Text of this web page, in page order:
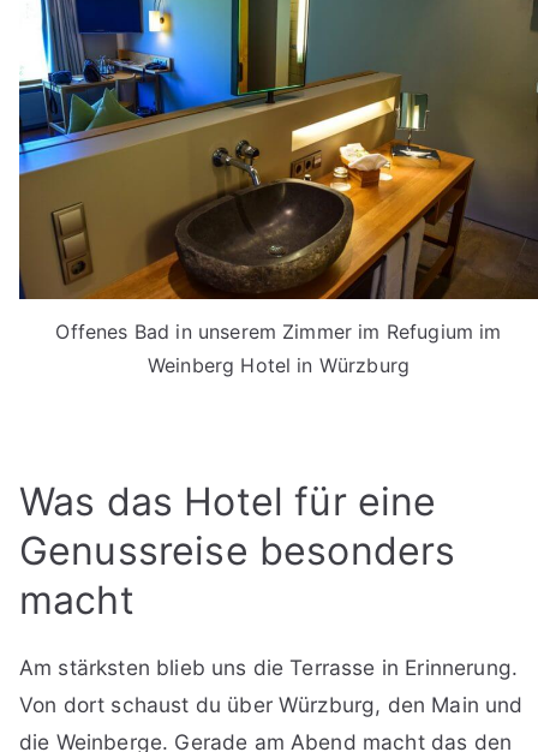
Offenes Bad in unserem Zimmer im Refugium im
Weinberg Hotel in Würzburg
Was das Hotel für eine
Genussreise besonders
macht
Am stärksten blieb uns die Terrasse in Erinnerung.
Von dort schaust du über Würzburg, den Main und
die Weinberge. Gerade am Abend macht das den